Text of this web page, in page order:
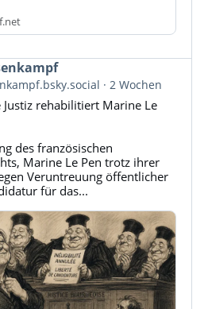
2 Wochen
rehabilitiert Marine Le
des französischen
Marine Le Pen trotz ihrer
Veruntreuung öffentlicher
für das...